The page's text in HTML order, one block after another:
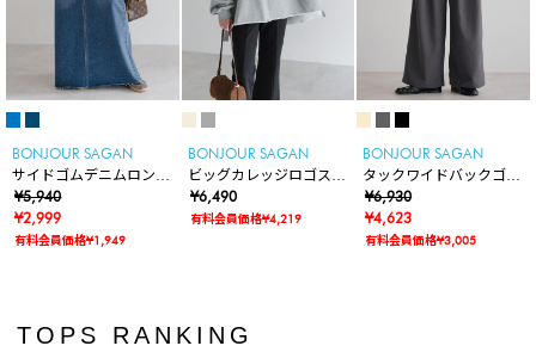
BONJOUR SAGAN
サイドゴムデニムロング
スカート
¥5,940
¥2,999
有料会員価格¥1,949
BONJOUR SAGAN
ビッグカレッジロゴスウ
ェット
¥6,490
有料会員価格¥4,219
BONJOUR SAGAN
タックワイドバックゴム
パンツ
¥6,930
¥4,623
有料会員価格¥3,005
TOPS RANKING